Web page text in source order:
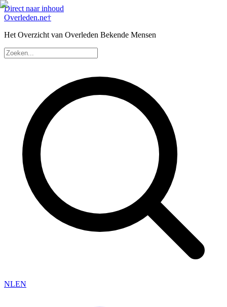
Direct naar inhoud
Overleden.ne†
Het Overzicht van Overleden Bekende Mensen
NLEN